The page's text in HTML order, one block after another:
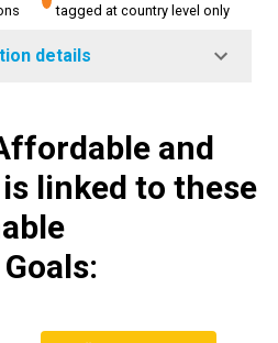
tagged at country level only
details
and
linked to these